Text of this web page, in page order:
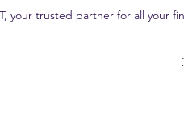
your trusted partner for all your